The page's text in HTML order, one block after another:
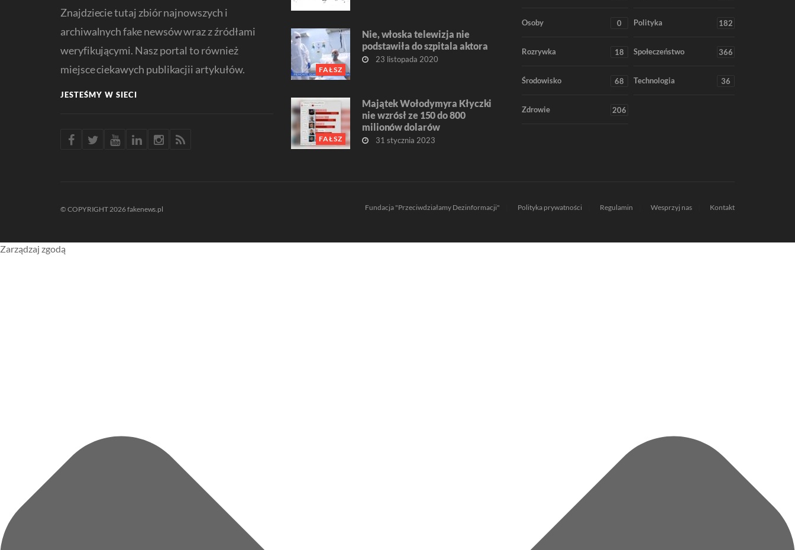
Znajdziecie tutaj zbiór najnowszych i
archiwalnych fake newsów wraz z źródłami
weryfikującymi. Nasz portal to również
miejsce ciekawych publikacjii artykułów.
JESTEŚMY W SIECI
FAŁSZ
Nie, włoska telewizja nie
podstawiła do szpitala aktora
23 listopada 2020
FAŁSZ
Majątek Wołodymyra Kłyczki
nie wzrósł ze 150 do 800
milionów dolarów
31 stycznia 2023
Osoby 0 Polityka 182
Rozrywka 18 Społeczeństwo 366
Środowisko 68 Technologia 36
Zdrowie 206
© COPYRIGHT 2026 fakenews.pl Fundacja "Przeciwdziałamy Dezinformacji" Polityka prywatności Regulamin Wesprzyj nas Kontakt
Zarządzaj zgodą